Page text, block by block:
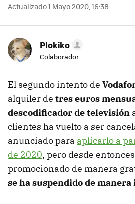
Actualizado 1 Mayo 2020, 16:38
Plokiko
Colaborador
El segundo intento de
alquiler de tres euros
descodificador de televisión
clientes ha vuelto a ser
anunciado para aplicarlo a
de 2020, pero desde
promocionado de manera
se ha suspendido de